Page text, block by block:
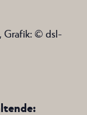
Grafik: © dsl-